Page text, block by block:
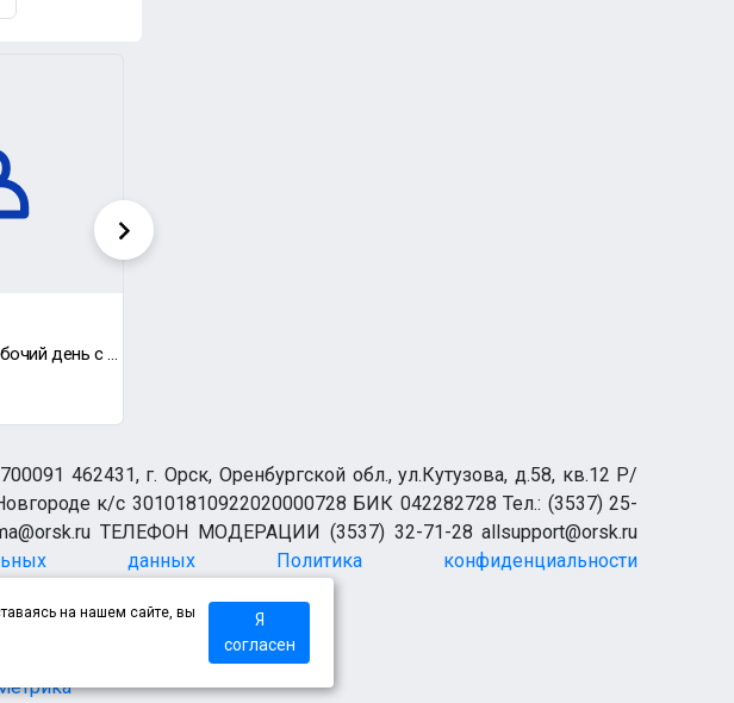
Требуется шаурмист на полный рабочий день с 10:00 до 22:00,а так же в ночь с 22:00 до 03:00
462431, г. Орск, Оренбургской обл., ул.Кутузова, д.58, кв.12 Р/
к/с 30101810922020000728 БИК 042282728 Тел.: (3537) 25-
ТЕЛЕФОН МОДЕРАЦИИ (3537) 32-71-28 allsupport@orsk.ru
данных Политика конфиденциальности
на нашем сайте, вы
Я
согласен